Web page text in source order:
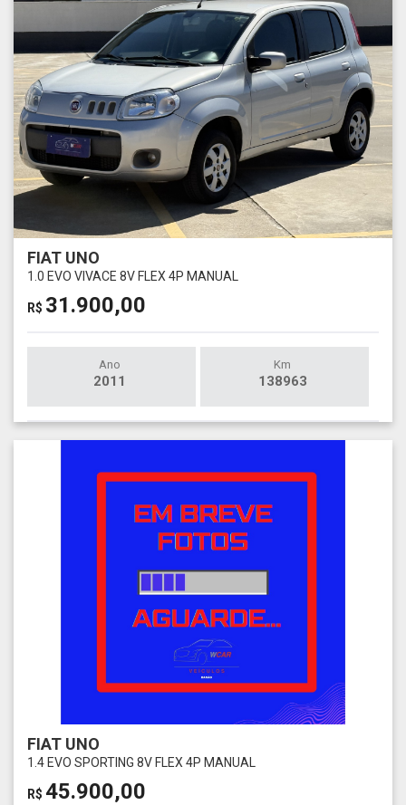
FIAT UNO
1.0 EVO VIVACE 8V FLEX 4P MANUAL
R$ 31.900,00
Ano
2011
Km
138963
FIAT UNO
1.4 EVO SPORTING 8V FLEX 4P MANUAL
R$ 45.900,00